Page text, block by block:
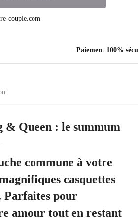
Paiement 100%
& Queen : le summum
commune à votre
casquettes
Parfaites pour
amour tout en restant